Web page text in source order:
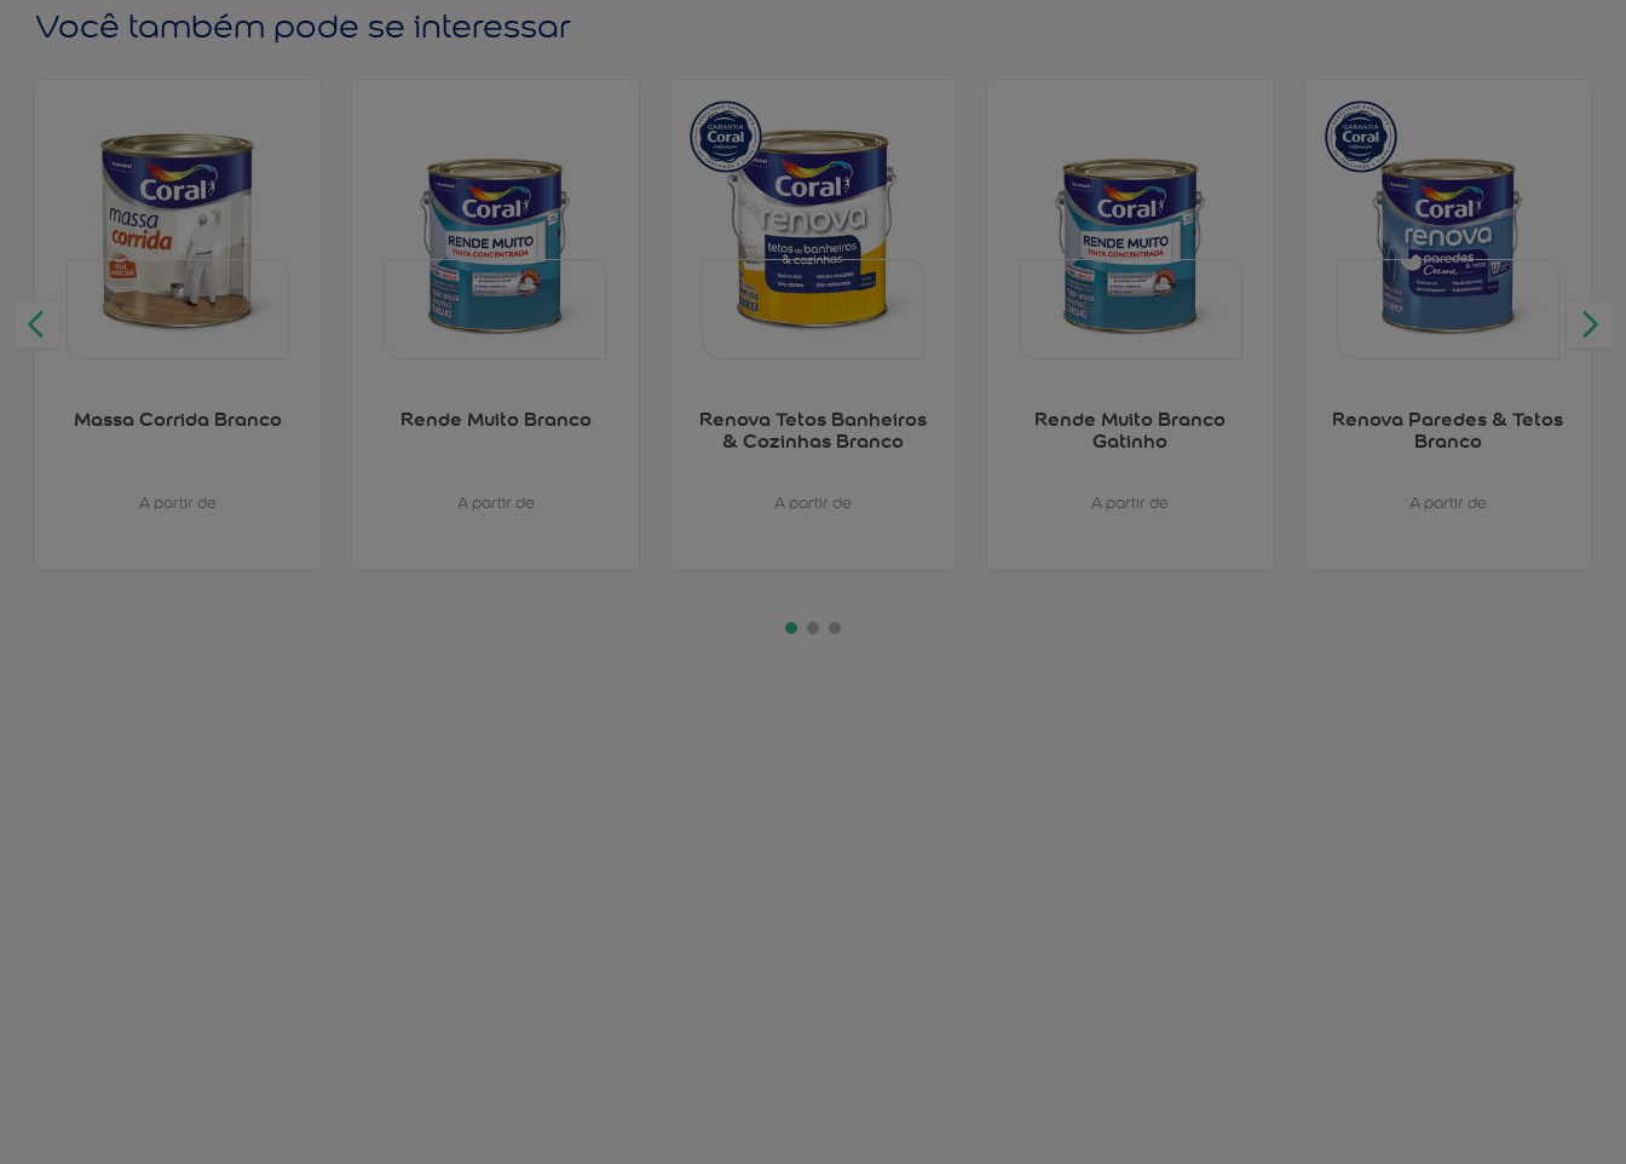
Você também pode se interessar
Massa Corrida Branco
A partir de
Rende Muito Branco
A partir de
Renova Tetos Banheiros
& Cozinhas Branco
A partir de
Rende Muito Branco
Gatinho
A partir de
Renova Paredes & Tetos
Branco
A partir de